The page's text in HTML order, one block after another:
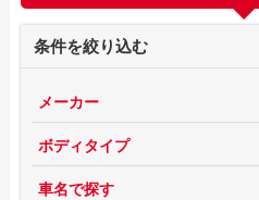
条件を絞り込む
メーカー
ボディタイプ
車名で探す